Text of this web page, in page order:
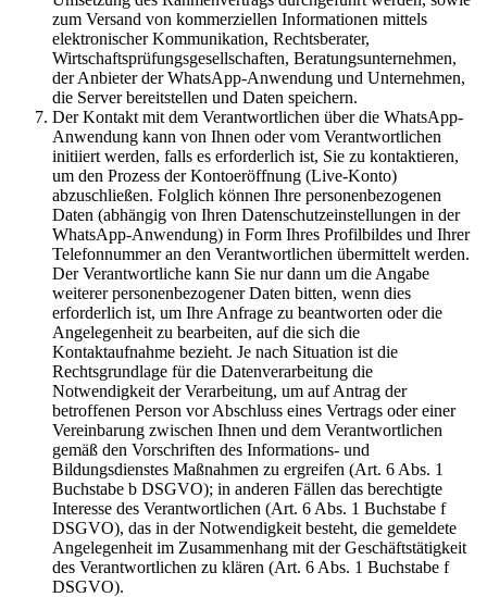
zum Versand von kommerziellen Informationen mittels
elektronischer Kommunikation, Rechtsberater,
Wirtschaftsprüfungsgesellschaften, Beratungsunternehmen,
der Anbieter der WhatsApp-Anwendung und Unternehmen,
die Server bereitstellen und Daten speichern.
Der Kontakt mit dem Verantwortlichen über die WhatsApp-
Anwendung kann von Ihnen oder vom Verantwortlichen
initiiert werden, falls es erforderlich ist, Sie zu kontaktieren,
um den Prozess der Kontoeröffnung (Live-Konto)
abzuschließen. Folglich können Ihre personenbezogenen
Daten (abhängig von Ihren Datenschutzeinstellungen in der
WhatsApp-Anwendung) in Form Ihres Profilbildes und Ihrer
Telefonnummer an den Verantwortlichen übermittelt werden.
Der Verantwortliche kann Sie nur dann um die Angabe
weiterer personenbezogener Daten bitten, wenn dies
erforderlich ist, um Ihre Anfrage zu beantworten oder die
Angelegenheit zu bearbeiten, auf die sich die
Kontaktaufnahme bezieht. Je nach Situation ist die
Rechtsgrundlage für die Datenverarbeitung die
Notwendigkeit der Verarbeitung, um auf Antrag der
betroffenen Person vor Abschluss eines Vertrags oder einer
Vereinbarung zwischen Ihnen und dem Verantwortlichen
gemäß den Vorschriften des Informations- und
Bildungsdienstes Maßnahmen zu ergreifen (Art. 6 Abs. 1
Buchstabe b DSGVO); in anderen Fällen das berechtigte
Interesse des Verantwortlichen (Art. 6 Abs. 1 Buchstabe f
DSGVO), das in der Notwendigkeit besteht, die gemeldete
Angelegenheit im Zusammenhang mit der Geschäftstätigkeit
des Verantwortlichen zu klären (Art. 6 Abs. 1 Buchstabe f
DSGVO).